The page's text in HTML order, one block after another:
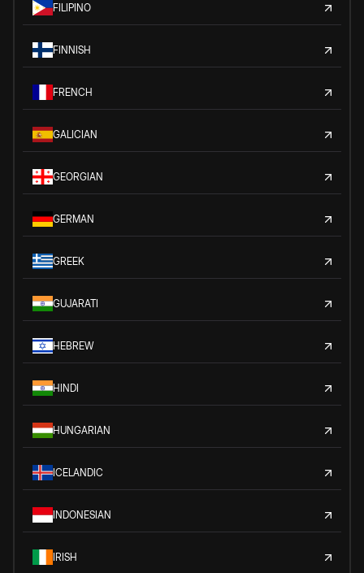
FILIPINO
FINNISH
FRENCH
GALICIAN
GEORGIAN
GERMAN
GREEK
GUJARATI
HEBREW
HINDI
HUNGARIAN
ICELANDIC
INDONESIAN
IRISH